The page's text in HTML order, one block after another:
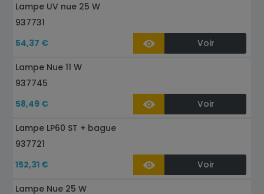
Lampe UV nue 25 W
937731
54,37 €
Voir
Lampe Nue 11 W
937745
58,49 €
Voir
Lampe LP60 ST + bague
937721
152,31 €
Voir
Lampe Nue 25 W